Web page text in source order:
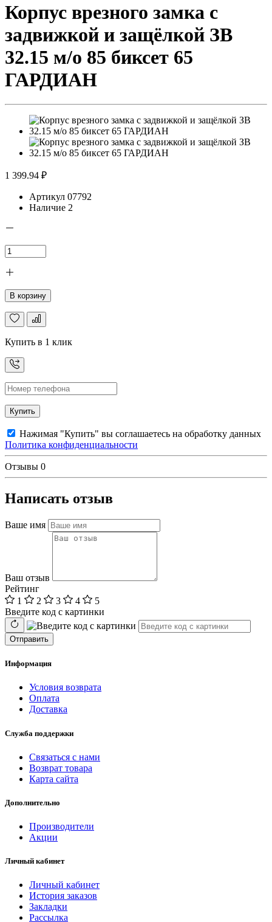
Корпус врезного замка с
задвижкой и защёлкой ЗВ
32.15 м/о 85 биксет 65
ГАРДИАН
1 399.94 ₽
Артикул 07792
Наличие 2
В корзину
Купить в 1 клик
Купить
Нажимая "Купить" вы соглашаетесь на обработку данных
Политика конфиденциальности
Отзывы 0
Написать отзыв
Ваше имя
Ваш отзыв
Рейтинг
1
2 3 4
5
Введите код с картинки
Отправить
Информация
Условия возврата
Оплата
Доставка
Служба поддержки
Связаться с нами
Возврат товара
Карта сайта
Дополнительно
Производители
Акции
Личный кабинет
Личный кабинет
История заказов
Закладки
Рассылка